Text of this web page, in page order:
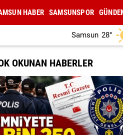
HABER SAMSUNSPOR
Samsun 28°
OKUNAN HABERLER